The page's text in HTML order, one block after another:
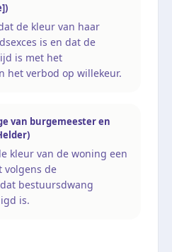
de kleur van haar
is en dat de
is met het
het verbod op willekeur.
van burgemeester en
kleur van de woning een
volgens de
bestuursdwang
is.